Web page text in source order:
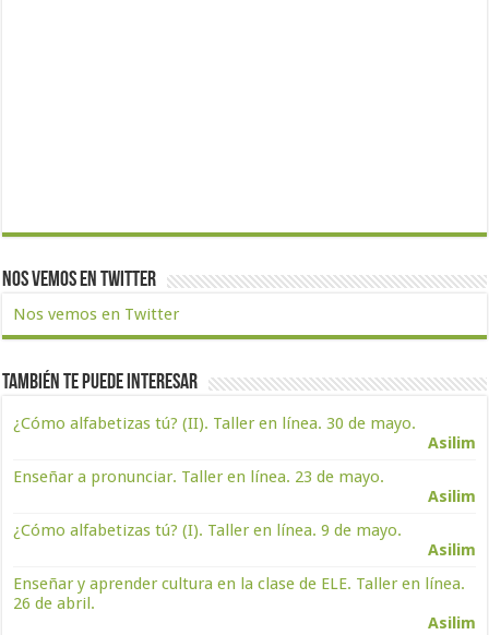
Nos vemos en Twitter
Nos vemos en Twitter
También te puede interesar
¿Cómo alfabetizas tú? (II). Taller en línea. 30 de mayo.
Asilim
Enseñar a pronunciar. Taller en línea. 23 de mayo.
Asilim
¿Cómo alfabetizas tú? (I). Taller en línea. 9 de mayo.
Asilim
Enseñar y aprender cultura en la clase de ELE. Taller en línea.
26 de abril.
Asilim